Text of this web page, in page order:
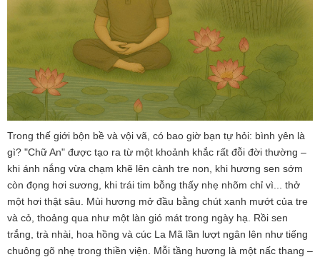
Trong thế giới bộn bề và vội vã, có bao giờ bạn tự hỏi: bình yên là
gì? "Chữ An" được tạo ra từ một khoảnh khắc rất đỗi đời thường –
khi ánh nắng vừa chạm khẽ lên cành tre non, khi hương sen sớm
còn đọng hơi sương, khi trái tim bỗng thấy nhẹ nhõm chỉ vì... thở
một hơi thật sâu. Mùi hương mở đầu bằng chút xanh mướt của tre
và cỏ, thoảng qua như một làn gió mát trong ngày hạ. Rồi sen
trắng, trà nhài, hoa hồng và cúc La Mã lần lượt ngân lên như tiếng
chuông gõ nhẹ trong thiền viện. Mỗi tầng hương là một nấc thang –